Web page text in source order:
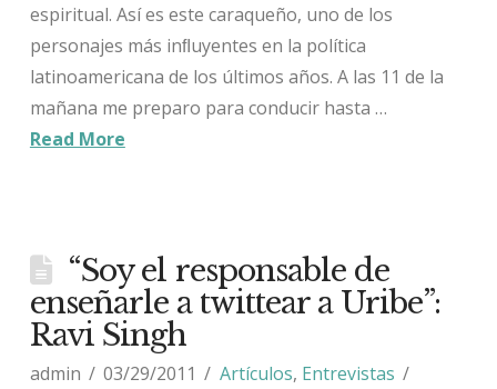
espiritual. Así es este caraqueño, uno de los
personajes más inﬂuyentes en la política
latinoamericana de los últimos años. A las 11 de la
mañana me preparo para conducir hasta …
Read More
“Soy el responsable de
enseñarle a twittear a Uribe”:
Ravi Singh
admin 03/29/2011 Artículos, Entrevistas